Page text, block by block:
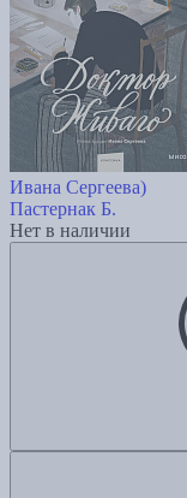
Ивана Сергеева)
Пастернак Б.
Нет в наличии